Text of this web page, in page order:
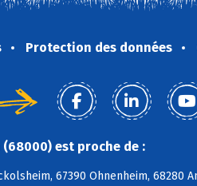
Protection des données
est proche de :
67390 Ohnenheim, 68280